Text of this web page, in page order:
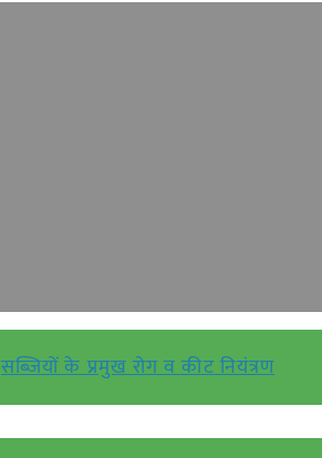
सब्जियों के प्रमुख रोग व कीट नियंत्रण